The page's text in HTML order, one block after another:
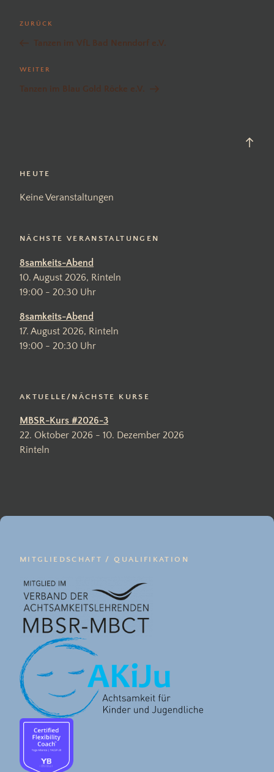
Beitragsnavigation
Vorheriger
Beitrag
ZURÜCK
Tanzen im VfL Bad Nenndorf e.V.
Nächster
Beitrag
WEITER
Tanzen im Blau Gold Röcke e.V.
HEUTE
Keine Veranstaltungen
NÄCHSTE VERANSTALTUNGEN
8samkeits-Abend
10. August 2026, Rinteln
19:00 - 20:30 Uhr
8samkeits-Abend
17. August 2026, Rinteln
19:00 - 20:30 Uhr
AKTUELLE/NÄCHSTE KURSE
MBSR-Kurs #2026-3
22. Oktober 2026 - 10. Dezember 2026
Rinteln
MITGLIEDSCHAFT / QUALIFIKATION